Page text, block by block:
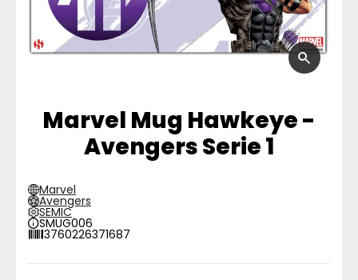
Marvel Mug Hawkeye -
Avengers Serie 1
Marvel
Avengers
SEMIC
SMUG006
3760226371687